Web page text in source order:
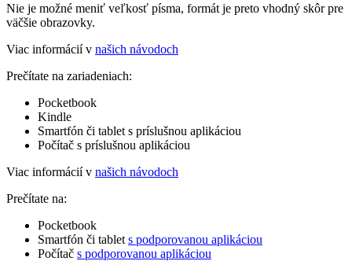
Nie je možné meniť veľkosť písma, formát je preto vhodný skôr pre
väčšie obrazovky.
Viac informácií v našich návodoch
Prečítate na zariadeniach:
Pocketbook
Kindle
Smartfón či tablet s príslušnou aplikáciou
Počítač s príslušnou aplikáciou
Viac informácií v našich návodoch
Prečítate na:
Pocketbook
Smartfón či tablet s podporovanou aplikáciou
Počítač s podporovanou aplikáciou